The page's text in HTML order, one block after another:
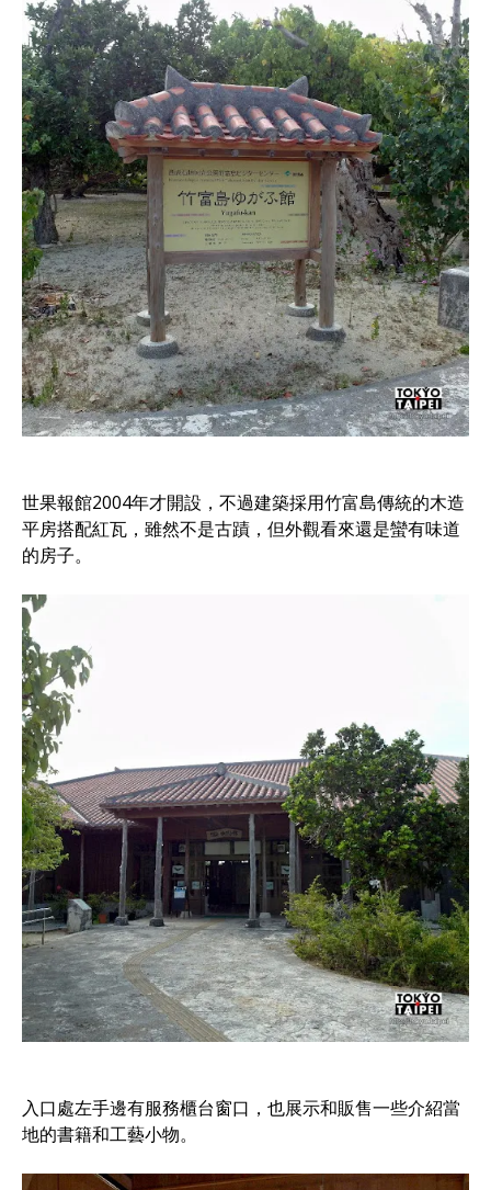
世果報館2004年才開設，不過建築採用竹富島傳統的木造
平房搭配紅瓦，雖然不是古蹟，但外觀看來還是蠻有味道
的房子。
入口處左手邊有服務櫃台窗口，也展示和販售一些介紹當
地的書籍和工藝小物。